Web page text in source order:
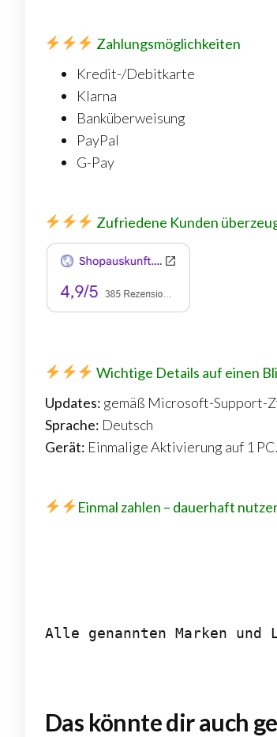
Zahlungsmöglichkeiten
Kredit-/Debitkarte
Klarna
Banküberweisung
PayPal
G-Pay
Zufriedene Kunden
Wichtige Details auf einen
Updates: gemäß Microsoft-Support-
Sprache: Deutsch
Gerät: Einmalige Aktivierung auf 1 PC.
Einmal zahlen – dauerhaft
Alle genannten Marken
Das könnte dir auch